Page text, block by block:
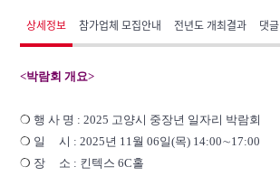
상세정보 참가업체 모집안내 전년도 개최결과 댓글
<박람회 개요>
❍ 행 사 명 : 2025 고양시 중장년 일자리 박람회
❍ 일 시 : 2025년 11 월 06일(목) 14:00∼17:00
❍ 장 소 : 킨텍스 6C홀